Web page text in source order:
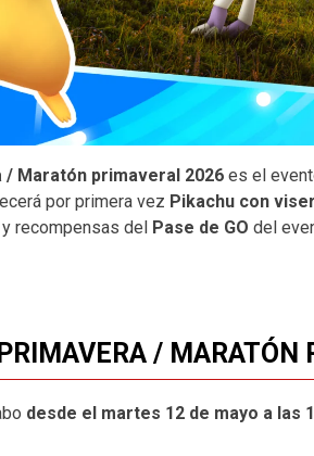
/ Maratón primaveral 2026 es el
por primera vez Pikachu con
recompensas del
Pase de GO del
/ MARATÓN
desde el martes 12 de mayo a las